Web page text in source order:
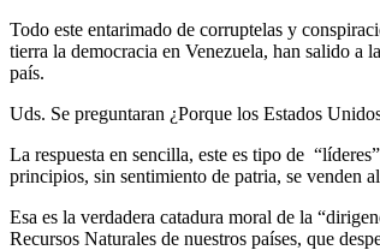
Todo este entarimado de corruptelas y
tierra la democracia en Venezuela, han salido a
país.
Uds. Se preguntaran ¿Porque los Estados
La respuesta en sencilla, este es tipo de
principios, sin sentimiento de patria, se venden
Esa es la verdadera catadura moral de la
Recursos Naturales de nuestros países, que